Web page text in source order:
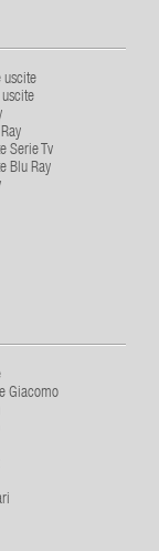
uscite
Serie Tv
Blu Ray
Giacomo